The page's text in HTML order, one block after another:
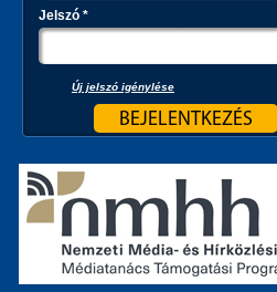
Jelszó *
Új jelszó igénylése